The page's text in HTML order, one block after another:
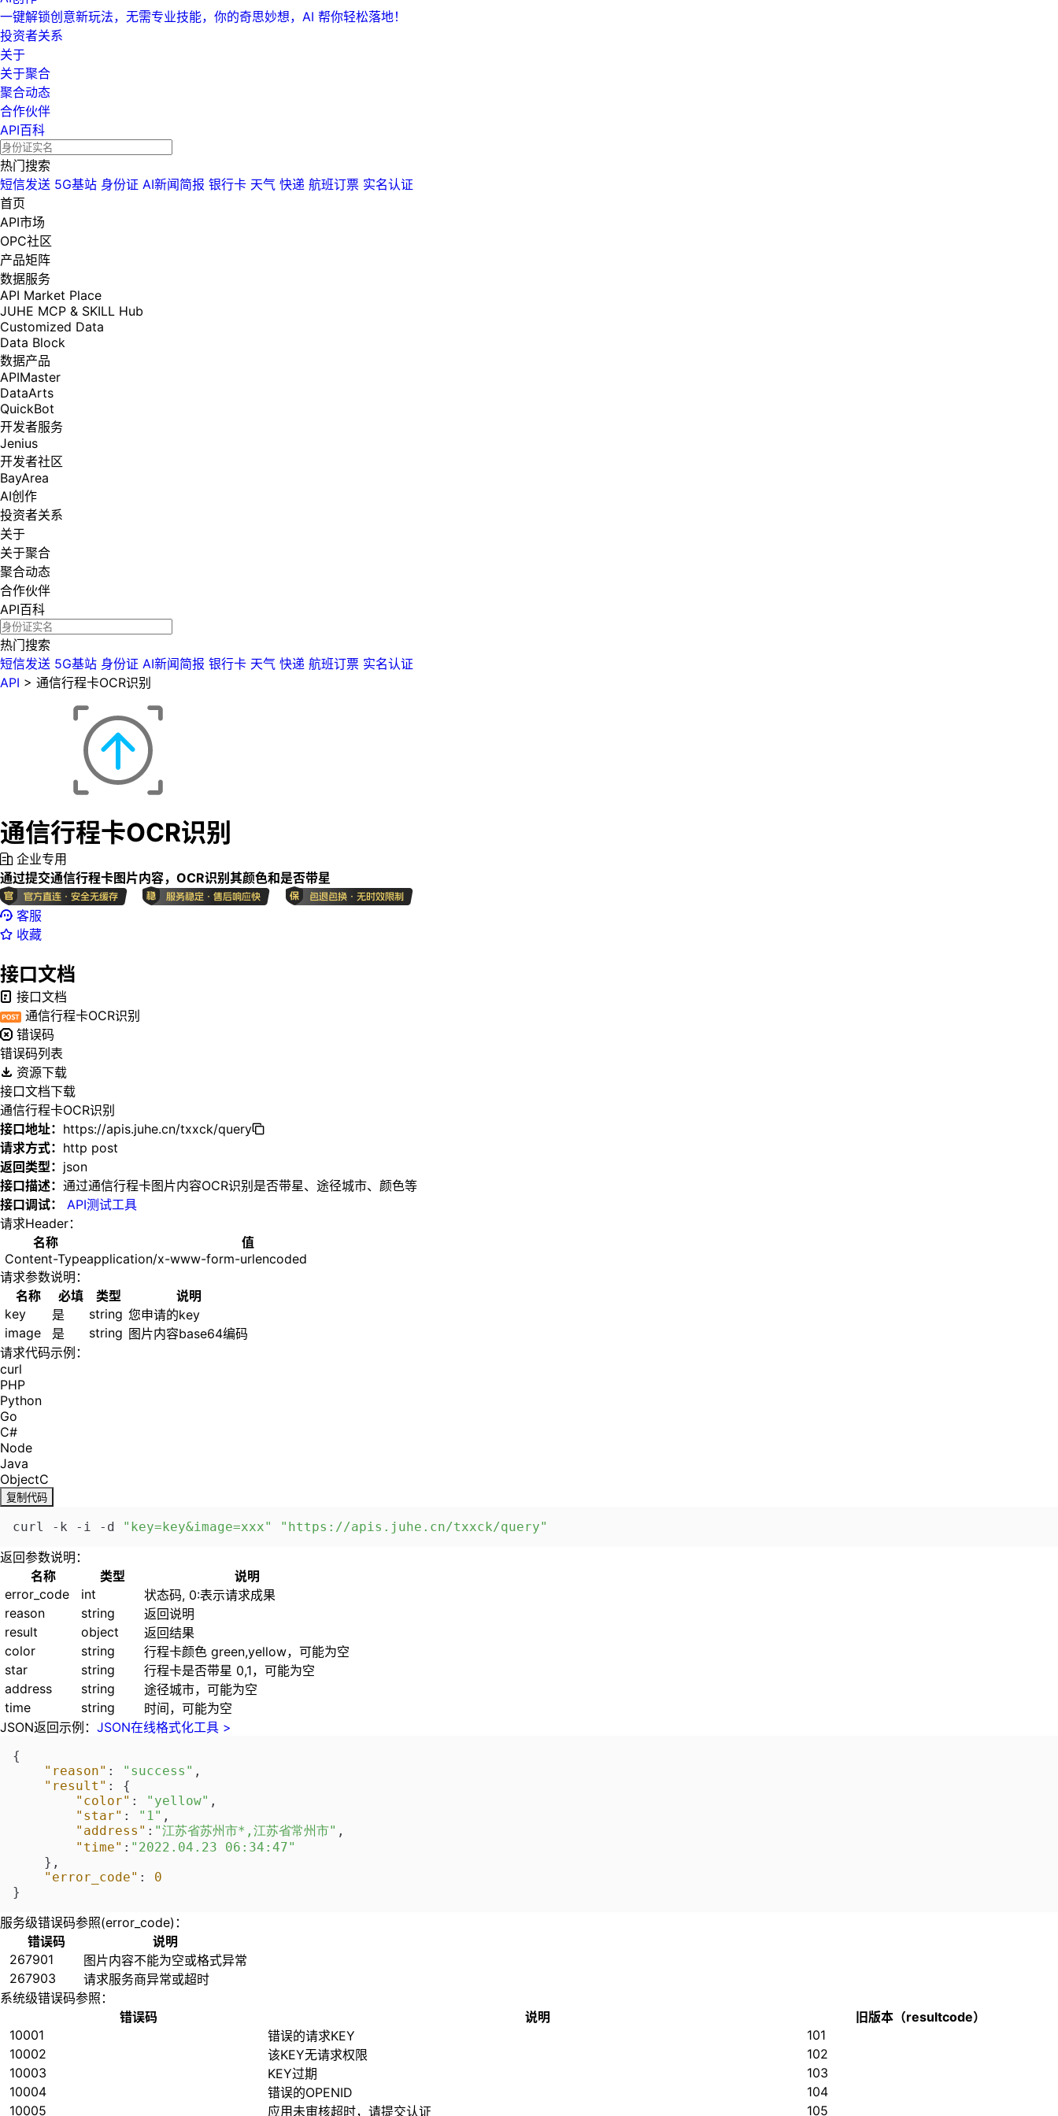
一键解锁创意新玩法，无需专业技能，你的奇思妙想，AI 帮你轻松落地！
投资者关系
关于
关于聚合
聚合动态
合作伙伴
API百科
热门搜索
短信发送 5G基站 身份证 AI新闻简报 银行卡 天气 快递 航班订票 实名认证
首页
API市场
OPC社区
产品矩阵
数据服务
API Market Place
JUHE MCP & SKILL Hub
Customized Data
Data Block
数据产品
APIMaster
DataArts
QuickBot
开发者服务
Jenius
开发者社区
BayArea
AI创作
投资者关系
关于
关于聚合
聚合动态
合作伙伴
API百科
热门搜索
短信发送 5G基站 身份证 AI新闻简报 银行卡 天气 快递 航班订票 实名认证
API > 通信行程卡OCR识别
通信行程卡OCR识别
企业专用
通过提交通信行程卡图片内容，OCR识别其颜色和是否带星
客服
收藏
接口文档
接口文档
通信行程卡OCR识别
错误码
错误码列表
资源下载
接口文档下载
通信行程卡OCR识别
接口地址： https://apis.juhe.cn/txxck/query
请求方式： http post
返回类型： json
接口描述： 通过通信行程卡图片内容OCR识别是否带星、途径城市、颜色等
接口调试：
API测试工具
请求Header：
名称
值
Content-Typeapplication/x-www-form-urlencoded
请求参数说明：
名称
必填 类型
说明
key
是 string 您申请的key
image
是 string 图片内容base64编码
请求代码示例：
curl
PHP
Python
Go
C#
Node
Java
ObjectC
复制代码
curl -k -i -d "key=key&image=xxx" "https://apis.juhe.cn/txxck/query"
返回参数说明：
名称
类型
说明
error_code
int
状态码, 0:表示请求成果
reason
string
返回说明
result
object
返回结果
color
string
行程卡颜色 green,yellow，可能为空
star
string
行程卡是否带星 0,1，可能为空
address
string
途径城市，可能为空
time
string
时间，可能为空
JSON返回示例： JSON在线格式化工具 >
{
"reason" : "success" ,
"result" :
{
"color" : "yellow" ,
"star" : "1" ,
"address" : "江苏省苏州市*,江苏省常州市" ,
"time" : "2022.04.23 06:34:47"
} ,
"error_code" :
0
}
服务级错误码参照(error_code)：
错误码
说明
267901
图片内容不能为空或格式异常
267903
请求服务商异常或超时
系统级错误码参照：
错误码
说明
旧版本（resultcode）
10001
错误的请求KEY
101
10002
该KEY无请求权限
102
10003
KEY过期
103
10004
错误的OPENID
104
10005
应用未审核超时，请提交认证 105